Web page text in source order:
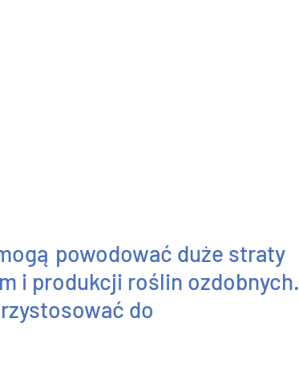
powodować duże straty
i produkcji roślin ozdobnych.
do